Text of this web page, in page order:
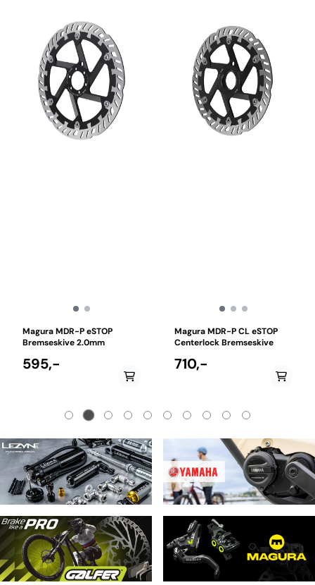
Magura MDR-P eSTOP
Bremseskive 2.0mm
595,-
Magura MDR-P CL eSTOP
Centerlock Bremseskive
710,-